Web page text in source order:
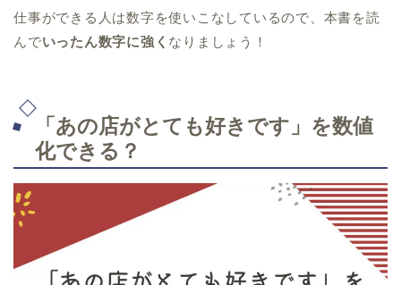
仕事ができる人は数字を使いこなしているので、本書を読
んでいったん数字に強く なりましょう！
「あの店がとても好きです」を数値
化できる？